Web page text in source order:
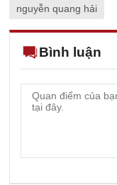
nguyễn quang hải
Bình luận